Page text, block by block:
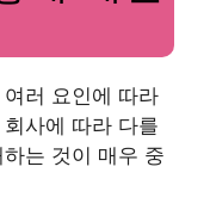
러 요인에 따라
사에 따라 다를
는 것이 매우 중